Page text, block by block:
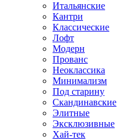
Итальянские
Кантри
Классические
Лофт
Модерн
Прованс
Неоклассика
Минимализм
Под старину
Скандинавские
Элитные
Эксклюзивные
Хай-тек